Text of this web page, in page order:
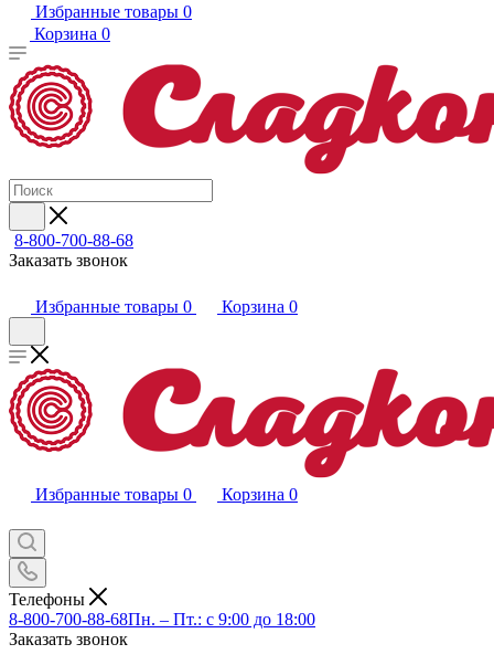
Избранные товары 0
Корзина 0
8-800-700-88-68
Заказать звонок
Избранные товары 0 Корзина 0
Избранные товары 0 Корзина 0
Телефоны
8-800-700-88-68Пн. – Пт.: с 9:00 до 18:00
Заказать звонок